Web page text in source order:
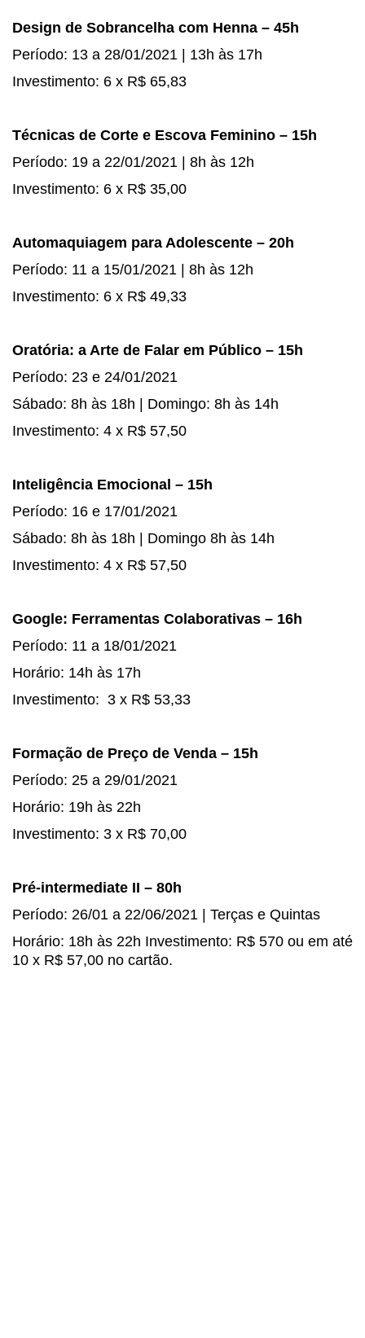
Design de Sobrancelha com Henna – 45h
Período: 13 a 28/01/2021 | 13h às 17h
Investimento: 6 x R$ 65,83
Técnicas de Corte e Escova Feminino – 15h
Período: 19 a 22/01/2021 | 8h às 12h
Investimento: 6 x R$ 35,00
Automaquiagem para Adolescente – 20h
Período: 11 a 15/01/2021 | 8h às 12h
Investimento: 6 x R$ 49,33
Oratória: a Arte de Falar em Público – 15h
Período: 23 e 24/01/2021
Sábado: 8h às 18h | Domingo: 8h às 14h
Investimento: 4 x R$ 57,50
Inteligência Emocional – 15h
Período: 16 e 17/01/2021
Sábado: 8h às 18h | Domingo 8h às 14h
Investimento: 4 x R$ 57,50
Google: Ferramentas Colaborativas – 16h
Período: 11 a 18/01/2021
Horário: 14h às 17h
Investimento: 3 x R$ 53,33
Formação de Preço de Venda – 15h
Período: 25 a 29/01/2021
Horário: 19h às 22h
Investimento: 3 x R$ 70,00
Pré-intermediate II – 80h
Período: 26/01 a 22/06/2021 | Terças e Quintas
Horário: 18h às 22h Investimento: R$ 570 ou em até
10 x R$ 57,00 no cartão.